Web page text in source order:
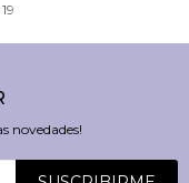
19
novedades!